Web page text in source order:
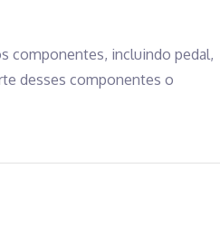
componentes, incluindo pedal,
desses componentes o